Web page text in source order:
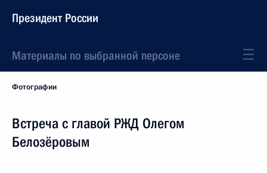
Президент России
Материалы по выбранной персоне
Фотографии
Встреча с главой РЖД Олегом
Белозёровым